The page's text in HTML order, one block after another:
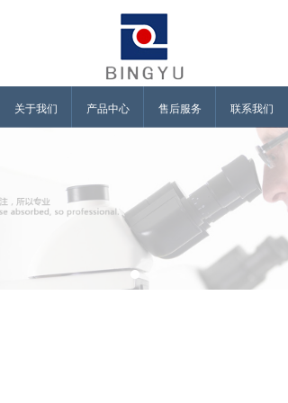
关于我们 产品中心 售后服务 联系我们